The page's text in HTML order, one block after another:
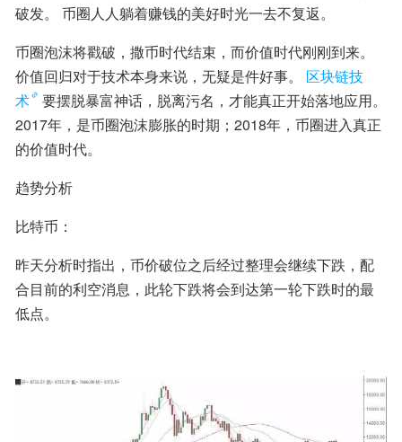
破发。 币圈人人躺着赚钱的美好时光一去不复返。
币圈泡沫将戳破，撒币时代结束，而价值时代刚刚到来。
价值回归对于技术本身来说，无疑是件好事。
区块链技
术
要摆脱暴富神话，脱离污名，才能真正开始落地应用。
2017年，是币圈泡沫膨胀的时期；2018年，币圈进入真正
的价值时代。
趋势分析
比特币：
昨天分析时指出，币价破位之后经过整理会继续下跌，配
合目前的利空消息，此轮下跌将会到达第一轮下跌时的最
低点。